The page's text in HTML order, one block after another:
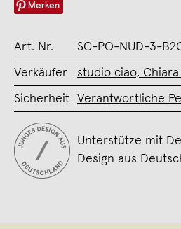
Merken
Art. Nr. SC-PO-NUD-3-
Verkäufer studio ciao, Chiara
Sicherheit Verantwortliche
Unterstütze mit
Design aus